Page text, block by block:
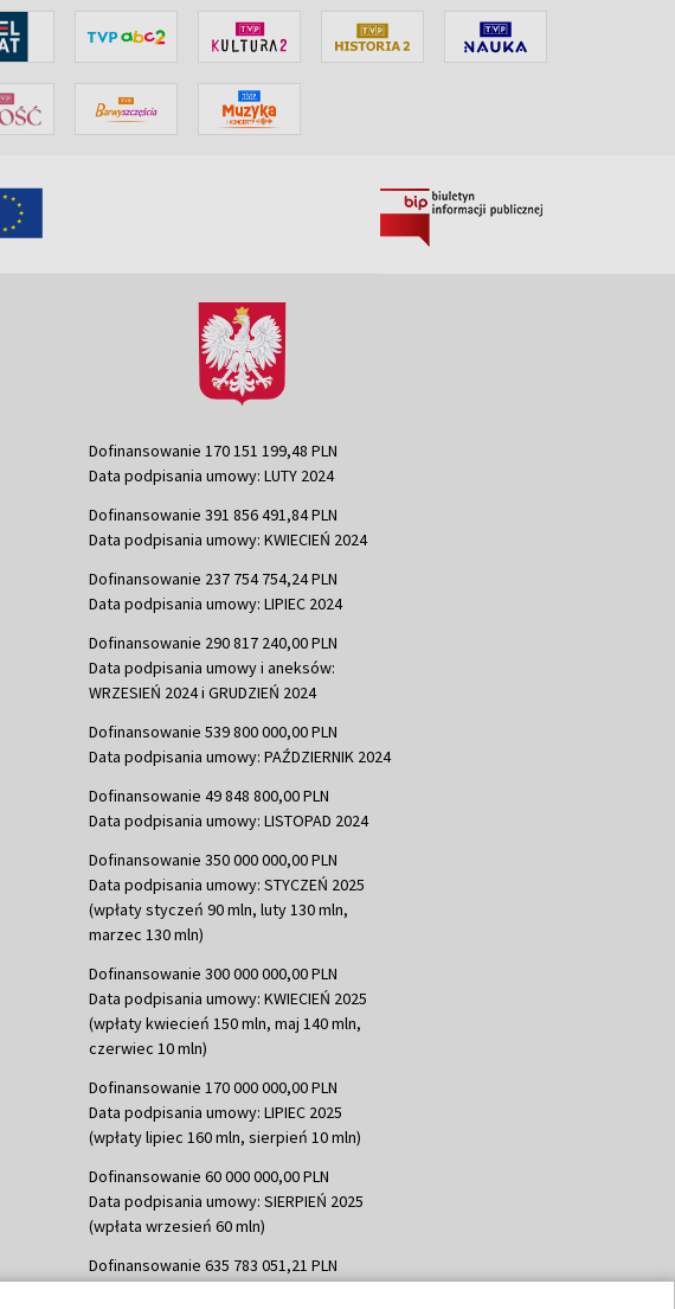
Dofinansowanie 170 151 199,48 PLN
Data podpisania umowy: LUTY 2024
Dofinansowanie 391 856 491,84 PLN
Data podpisania umowy: KWIECIEŃ 2024
Dofinansowanie 237 754 754,24 PLN
Data podpisania umowy: LIPIEC 2024
Dofinansowanie 290 817 240,00 PLN
Data podpisania umowy i aneksów:
WRZESIEŃ 2024 i GRUDZIEŃ 2024
Dofinansowanie 539 800 000,00 PLN
Data podpisania umowy: PAŹDZIERNIK 2024
Dofinansowanie 49 848 800,00 PLN
Data podpisania umowy: LISTOPAD 2024
Dofinansowanie 350 000 000,00 PLN
Data podpisania umowy: STYCZEŃ 2025
(wpłaty styczeń 90 mln, luty 130 mln,
marzec 130 mln)
Dofinansowanie 300 000 000,00 PLN
Data podpisania umowy: KWIECIEŃ 2025
(wpłaty kwiecień 150 mln, maj 140 mln,
czerwiec 10 mln)
Dofinansowanie 170 000 000,00 PLN
Data podpisania umowy: LIPIEC 2025
(wpłaty lipiec 160 mln, sierpień 10 mln)
Dofinansowanie 60 000 000,00 PLN
Data podpisania umowy: SIERPIEŃ 2025
(wpłata wrzesień 60 mln)
Dofinansowanie 635 783 051,21 PLN